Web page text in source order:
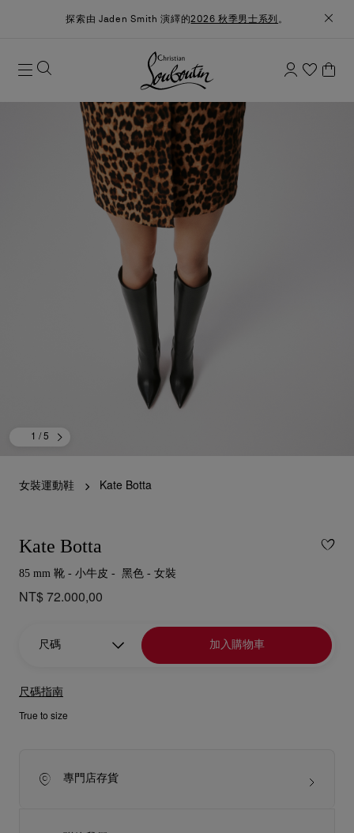
探索由 Jaden Smith 演繹的2026 秋季男士系列 。
1 / 5
女裝運動鞋 Kate Botta
Kate Botta
85 mm 靴 - 小牛皮 - 黑色 - 女裝
NT$ 72.000,00
尺碼 加入購物車
尺碼指南
True to size
專門店存貨